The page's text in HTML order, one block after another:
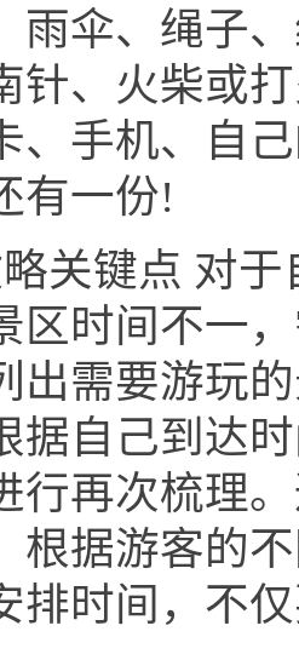
雨伞、绳子
针、火柴或
、手机、自
有一份!
关键点 对
区时间不一
出需要游玩
据自己到达
行再次梳理
根据游客的
排时间，不